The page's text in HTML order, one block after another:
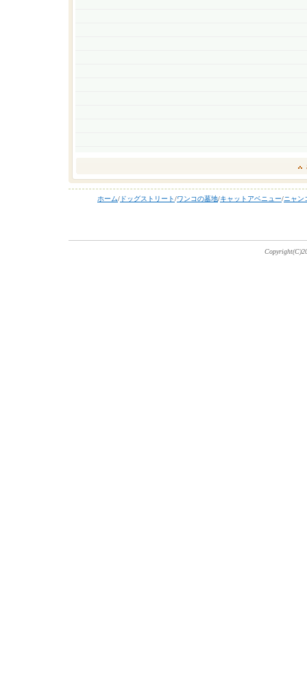
ホーム/ ドッグストリート/ワンコの墓地/キャットアベニュー/ニャン